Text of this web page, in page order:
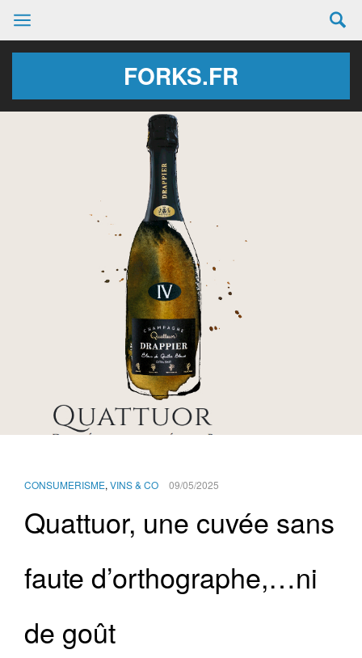
FORKS.FR
CONSUMERISME, VINS & CO 09/05/2025
Quattuor, une cuvée sans
faute d’orthographe,…ni
de goût